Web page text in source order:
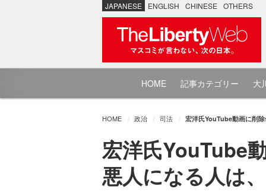
JAPANESE ENGLISH CHINESE OTHERS
HOME 記事カテゴリー 大
HOME 政治 司法 宏洋氏YouTube動画に削
宏洋氏YouTube
悪人になる人は